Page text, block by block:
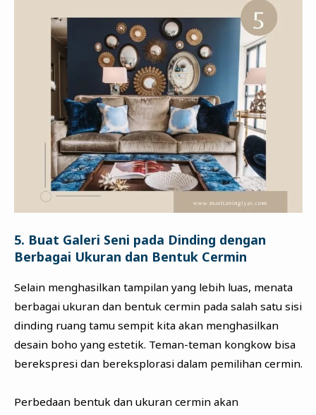
5. Buat Galeri Seni pada Dinding dengan
Berbagai Ukuran dan Bentuk Cermin
Selain menghasilkan tampilan yang lebih luas, menata
berbagai ukuran dan bentuk cermin pada salah satu sisi
dinding ruang tamu sempit kita akan menghasilkan
desain boho yang estetik. Teman-teman kongkow bisa
berekspresi dan bereksplorasi dalam pemilihan cermin.
Perbedaan bentuk dan ukuran cermin akan